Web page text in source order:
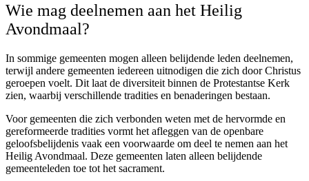
Wie mag deelnemen aan het Heilig
Avondmaal?
In sommige gemeenten mogen alleen belijdende leden deelnemen,
terwijl andere gemeenten iedereen uitnodigen die zich door Christus
geroepen voelt. Dit laat de diversiteit binnen de Protestantse Kerk
zien, waarbij verschillende tradities en benaderingen bestaan.
Voor gemeenten die zich verbonden weten met de hervormde en
gereformeerde tradities vormt het afleggen van de openbare
geloofsbelijdenis vaak een voorwaarde om deel te nemen aan het
Heilig Avondmaal. Deze gemeenten laten alleen belijdende
gemeenteleden toe tot het sacrament.